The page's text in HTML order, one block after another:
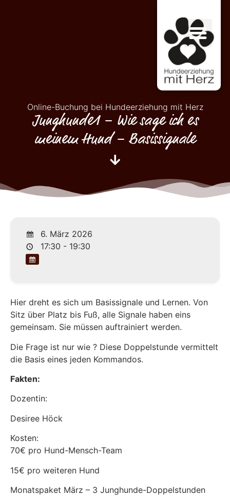
Online-Buchung bei Hundeerziehung mit Herz
Junghunde1 – Wie sage ich es
meinem Hund – Basissignale
6. März 2026
17:30 - 19:30
Hier dreht es sich um Basissignale und Lernen. Von
Sitz über Platz bis Fuß, alle Signale haben eins
gemeinsam. Sie müssen auftrainiert werden.
Die Frage ist nur wie ? Diese Doppelstunde vermittelt
die Basis eines jeden Kommandos.
Fakten:
Dozentin:
Desiree Höck
Kosten:
70€ pro Hund-Mensch-Team
15€ pro weiteren Hund
Monatspaket März – 3 Junghunde-Doppelstunden